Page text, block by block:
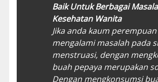
Baik Untuk Berbagai
Kesehatan Wanita
Jika anda kaum perempuan
mengalami masalah pada
menstruasi, dengan
buah pepaya merupakan
Dengan mengkonsumsi